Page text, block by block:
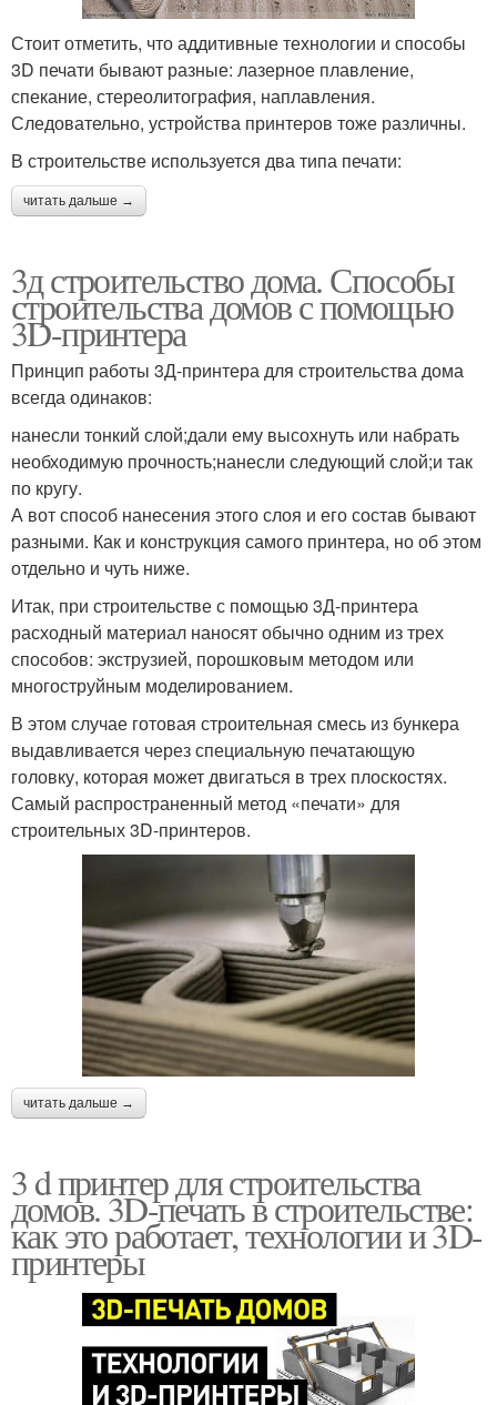
Стоит отметить, что аддитивные технологии и способы
3D печати бывают разные: лазерное плавление,
спекание, стереолитография, наплавления.
Следовательно, устройства принтеров тоже различны.
В строительстве используется два типа печати:
читать дальше →
3д строительство дома. Способы
строительства домов с помощью
3D-принтера
Принцип работы 3Д-принтера для строительства дома
всегда одинаков:
нанесли тонкий слой;дали ему высохнуть или набрать
необходимую прочность;нанесли следующий слой;и так
по кругу.
А вот способ нанесения этого слоя и его состав бывают
разными. Как и конструкция самого принтера, но об этом
отдельно и чуть ниже.
Итак, при строительстве с помощью 3Д-принтера
расходный материал наносят обычно одним из трех
способов: экструзией, порошковым методом или
многоструйным моделированием.
В этом случае готовая строительная смесь из бункера
выдавливается через специальную печатающую
головку, которая может двигаться в трех плоскостях.
Самый распространенный метод «печати» для
строительных 3D-принтеров.
читать дальше →
3 d принтер для строительства
домов. 3D-печать в строительстве:
как это работает, технологии и 3D-
принтеры